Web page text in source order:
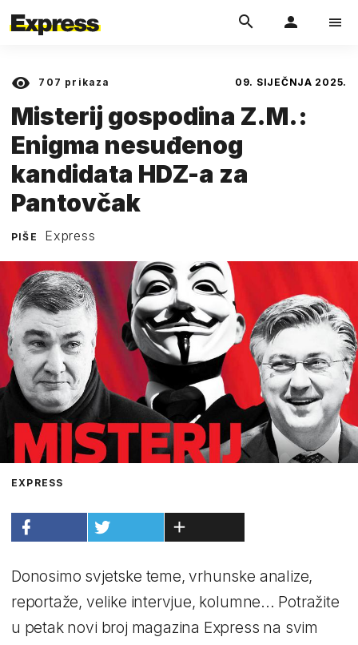
707 prikaza 09. SIJEČNJA 2025.
Misterij gospodina Z.M.:
Enigma nesuđenog
kandidata HDZ-a za
Pantovčak
PIŠE Express
EXPRESS
Donosimo svjetske teme, vrhunske analize,
reportaže, velike intervjue, kolumne... Potražite
u petak novi broj magazina Express na svim